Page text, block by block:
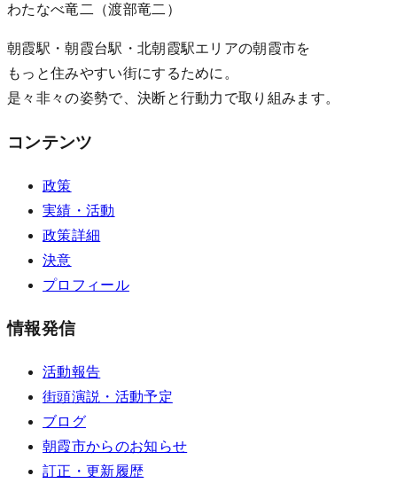
わたなべ竜二 （渡部竜二）
朝霞駅・朝霞台駅・北朝霞駅エリアの朝霞市を
もっと住みやすい街にするために。
是々非々の姿勢で、決断と行動力で取り組みます。
コンテンツ
政策
実績・活動
政策詳細
決意
プロフィール
情報発信
活動報告
街頭演説・活動予定
ブログ
朝霞市からのお知らせ
訂正・更新履歴